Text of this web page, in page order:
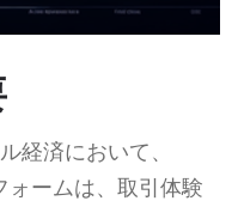
経済において、
ォームは、取引体験